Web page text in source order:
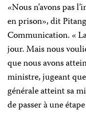
«Nous n’avons pas
en prison», dit
Communication. «
jour. Mais nous
que nous avons
ministre, jugeant
générale atteint sa
de passer à une